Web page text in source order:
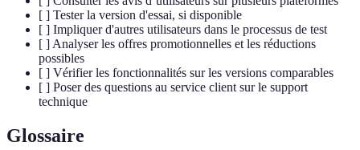
[ ] Tester la version d'essai, si disponible
[ ] Impliquer d'autres utilisateurs dans le processus de test
[ ] Analyser les offres promotionnelles et les réductions
possibles
[ ] Vérifier les fonctionnalités sur les versions comparables
[ ] Poser des questions au service client sur le support
technique
Glossaire